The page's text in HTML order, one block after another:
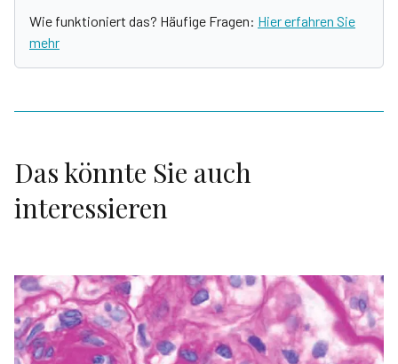
Wie funktioniert das? Häufige Fragen: Hier erfahren Sie
mehr
Das könnte Sie auch
interessieren